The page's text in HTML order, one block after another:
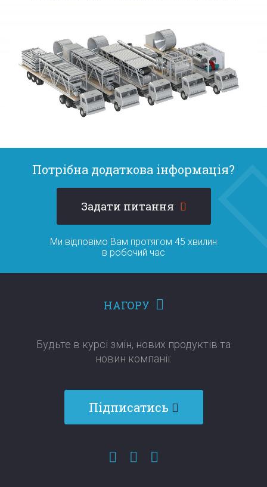
Потрібна додаткова інформація?
Задати питання
Ми відповімо Вам протягом 45 хвилин
в робочий час
НАГОРУ
Будьте в курсі змін, нових продуктів та
новин компанії:​​​​​​​
Підписатись